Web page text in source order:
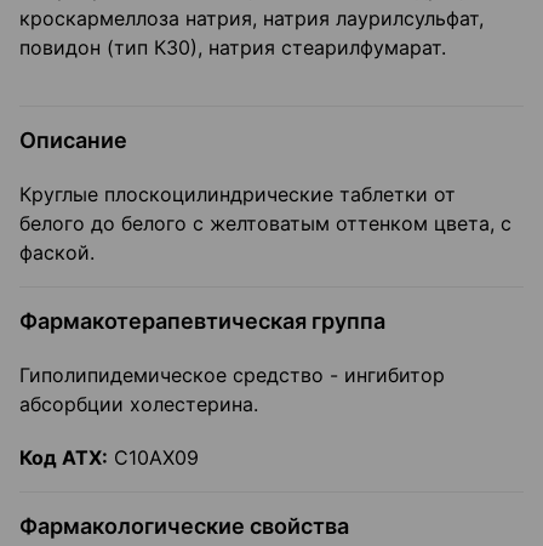
кроскармеллоза натрия, натрия лаурилсульфат,
повидон (тип К30), натрия стеарилфумарат.
Описание
Круглые плоскоцилиндрические таблетки от
белого до белого с желтоватым оттенком цвета, с
фаской.
Фармакотерапевтическая группа
Гиполипидемическое средство - ингибитор
абсорбции холестерина.
Код ATX: С10АХ09
Фармакологические свойства